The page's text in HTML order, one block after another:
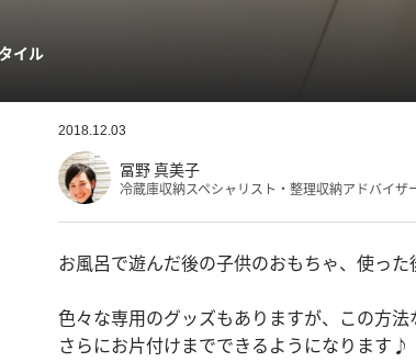
イル
2018.12.03
冨野 真美子
冷蔵庫収納スペシャリスト・整理収納アドバイザ
お風呂で遊んだ後の子供のおもちゃ、使っ
色々な専用のグッズもありますが、この方法
さらにお片付けまでできるようになります♪